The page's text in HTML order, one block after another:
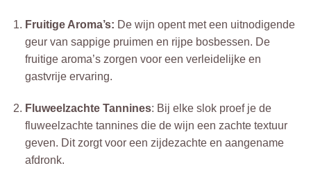
Fruitige Aroma’s: De wijn opent met een uitnodigende
geur van sappige pruimen en rijpe bosbessen. De
fruitige aroma’s zorgen voor een verleidelijke en
gastvrije ervaring.
Fluweelzachte Tannines: Bij elke slok proef je de
fluweelzachte tannines die de wijn een zachte textuur
geven. Dit zorgt voor een zijdezachte en aangename
afdronk.